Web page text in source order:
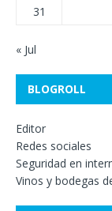
31
« Jul
BLOGROLL
Editor
Redes sociales
Seguridad en
Vinos y bodegas